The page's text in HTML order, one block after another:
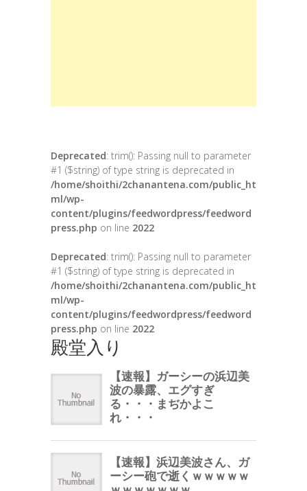
Deprecated: trim(): Passing null to parameter
#1 ($string) of type string is deprecated in
/home/shoithi/2chanantena.com/public_ht
ml/wp-
content/plugins/feedwordpress/feedword
press.php on line 2022
Deprecated: trim(): Passing null to parameter
#1 ($string) of type string is deprecated in
/home/shoithi/2chanantena.com/public_ht
ml/wp-
content/plugins/feedwordpress/feedword
press.php on line 2022
殿堂入り